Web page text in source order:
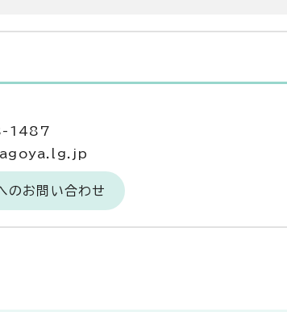
1487
のお問い合わせ